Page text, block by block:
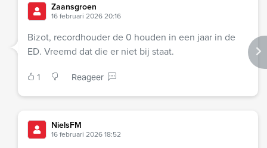
Zaansgroen
16 februari 2026 20:16
Bizot, recordhouder de 0 houden in een jaar in de
ED. Vreemd dat die er niet bij staat.
1 Reageer
NielsFM
16 februari 2026 18:52